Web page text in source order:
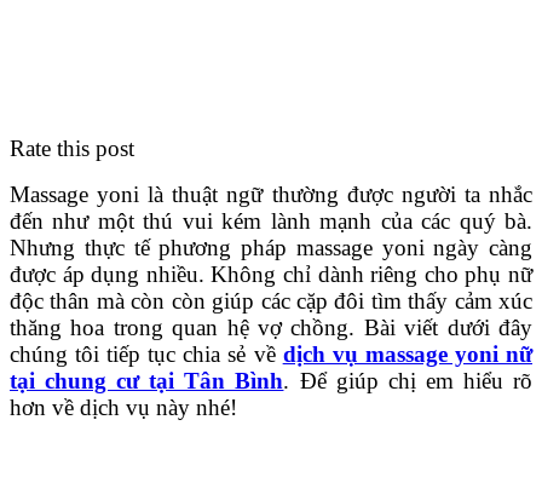
Rate this post
Massage yoni là thuật ngữ thường được người ta nhắc
đến như một thú vui kém lành mạnh của các quý bà.
Nhưng thực tế phương pháp massage yoni ngày càng
được áp dụng nhiều. Không chỉ dành riêng cho phụ nữ
độc thân mà còn còn giúp các cặp đôi tìm thấy cảm xúc
thăng hoa trong quan hệ vợ chồng. Bài viết dưới đây
chúng tôi tiếp tục chia sẻ về dịch vụ massage yoni nữ
tại chung cư tại Tân Bình. Để giúp chị em hiểu rõ
hơn về dịch vụ này nhé!